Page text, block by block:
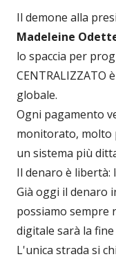
Il demone alla
Madeleine
lo spaccia per
CENTRALIZZATO
globale.
Ogni pagamento
monitorato, molto
un sistema più
Il denaro è
Già oggi il denaro
possiamo sempre
digitale sarà la
L'unica strada si